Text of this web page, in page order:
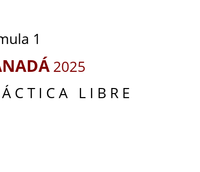
1
2025
C T I C A L I B R E